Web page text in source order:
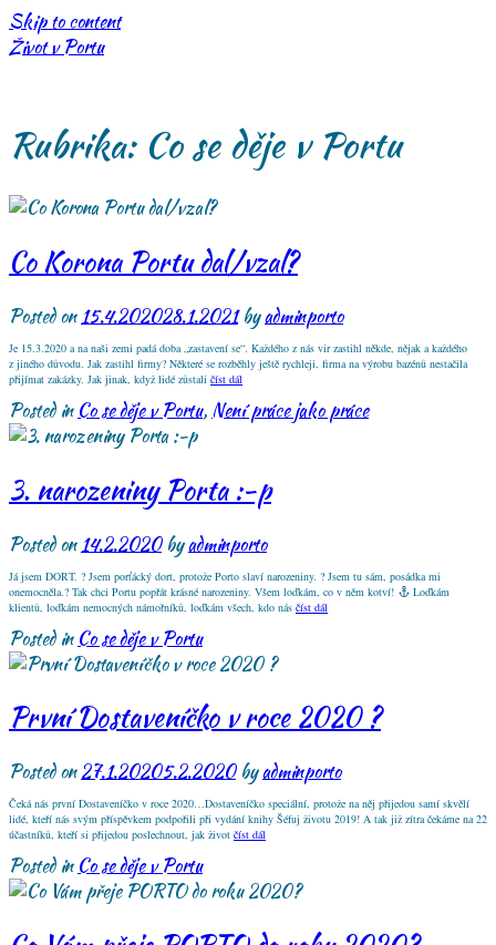
Skip to content
Život v Portu
Rubrika: Co se děje v Portu
Co Korona Portu dal/vzal?
Posted on15.4.202028.1.2021byadminporto
Je 15.3.2020 a na naši zemi padá doba „zastavení se“. Každého z nás vir zastihl někde, nějak a každého
z jiného důvodu. Jak zastihl firmy? Některé se rozběhly ještě rychleji, firma na výrobu bazénů nestačila
přijímat zakázky. Jak jinak, když lidé zůstali číst dál
Posted in Co se děje v Portu, Není práce jako práce
3. narozeniny Porta :-p
Posted on 14.2.2020byadminporto
Já jsem DORT. ? Jsem porťácký dort, protože Porto slaví narozeniny. ? Jsem tu sám, posádka mi
onemocněla.? Tak chci Portu popřát krásné narozeniny. Všem loďkám, co v něm kotví!
Loďkám
klientů, loďkám nemocných námořníků, loďkám všech, kdo nás číst dál
Posted in Co se děje v Portu
První Dostaveníčko v roce 2020 ?
Posted on27.1.20205.2.2020byadminporto
Čeká nás první Dostaveníčko v roce 2020…Dostaveníčko speciální, protože na něj přijedou samí skvělí
lidé, kteří nás svým příspěvkem podpořili při vydání knihy Šéfuj životu 2019! A tak již zítra čekáme na 22
účastníků, kteří si přijedou poslechnout, jak život číst dál
Posted in Co se děje v Portu